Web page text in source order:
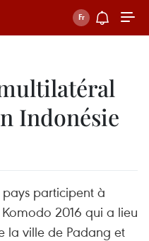
Indonésie
participent à
2016 qui a lieu
la ville de Padang et